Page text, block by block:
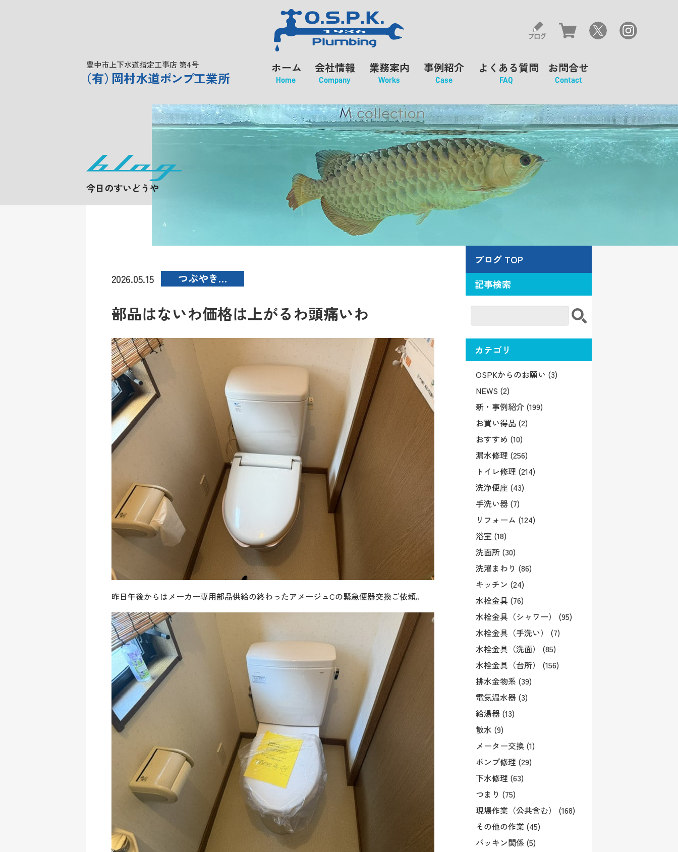
豊中市上下水道指定工事店 第4号
（有） 岡村水道ポンプ工業所
ホーム
Home
会社情報
Company
業務案内
Works
事例紹介
Case
よくある質問
FAQ
お問合せ
Contact
今日のすいどうや
ブログ TOP
記事検索
カテゴリ
OSPKからのお願い (3)
NEWS (2)
新・事例紹介 (199)
お買い得品 (2)
おすすめ (10)
漏水修理 (256)
トイレ修理 (214)
洗浄便座 (43)
手洗い器 (7)
リフォーム (124)
浴室 (18)
洗面所 (30)
洗濯まわり (86)
キッチン (24)
水栓金具 (76)
水栓金具（シャワー） (95)
水栓金具（手洗い） (7)
水栓金具（洗面） (85)
水栓金具（台所） (156)
排水金物系 (39)
電気温水器 (3)
給湯器 (13)
散水 (9)
メーター交換 (1)
ポンプ修理 (29)
下水修理 (63)
つまり (75)
現場作業（公共含む） (168)
その他の作業 (45)
パッキン関係 (5)
2026.05.15 つぶやき…
部品はないわ価格は上がるわ頭痛いわ
昨日午後からはメーカー専用部品供給の終わったアメージュCの緊急便器交換ご依頼。